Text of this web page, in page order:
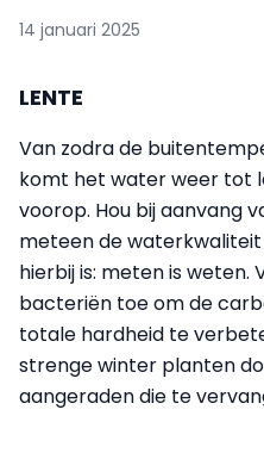
14 januari 2025
LENTE
Van zodra de
komt het water weer tot
voorop. Hou bij aanvang
meteen de waterkwaliteit
hierbij is: meten is weten.
bacteriën toe om de
totale hardheid te
strenge winter planten
aangeraden die te